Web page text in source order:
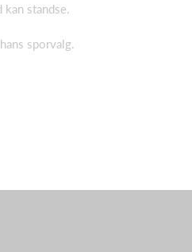
standse.
sporvalg.